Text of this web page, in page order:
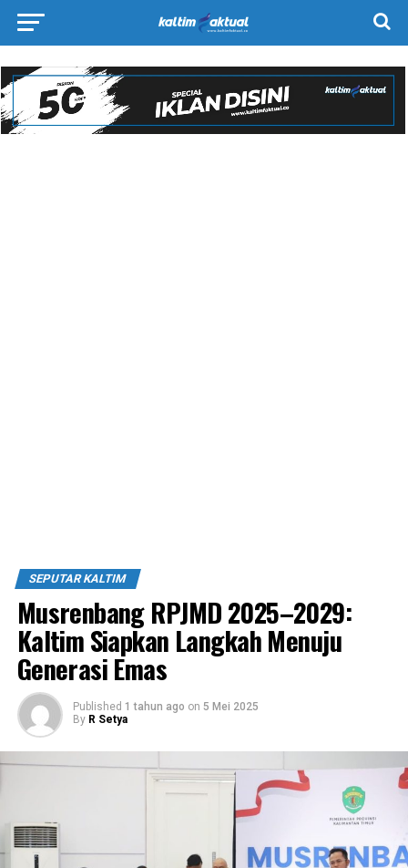
SEPUTAR KALTIM
Musrenbang RPJMD 2025–2029:
Kaltim Siapkan Langkah Menuju
Generasi Emas
Published 1 tahun ago on 5 Mei 2025
By R Setya